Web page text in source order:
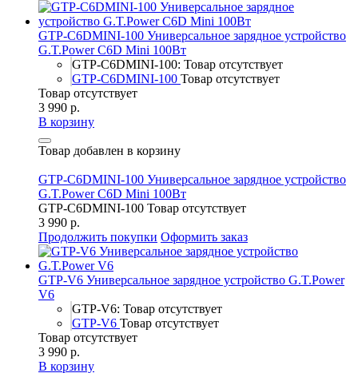
GTP-C6DMINI-100 Универсальное зарядное устройство
G.T.Power C6D Mini 100Вт
GTP-C6DMINI-100: Товар отсутствует
GTP-C6DMINI-100 Товар отсутствует
Товар отсутствует
3 990 р.
В корзину
Товар добавлен в корзину
GTP-C6DMINI-100 Универсальное зарядное устройство
G.T.Power C6D Mini 100Вт
GTP-C6DMINI-100 Товар отсутствует
3 990 р.
Продолжить покупки Оформить заказ
GTP-V6 Универсальное зарядное устройство G.T.Power
V6
GTP-V6: Товар отсутствует
GTP-V6 Товар отсутствует
Товар отсутствует
3 990 р.
В корзину